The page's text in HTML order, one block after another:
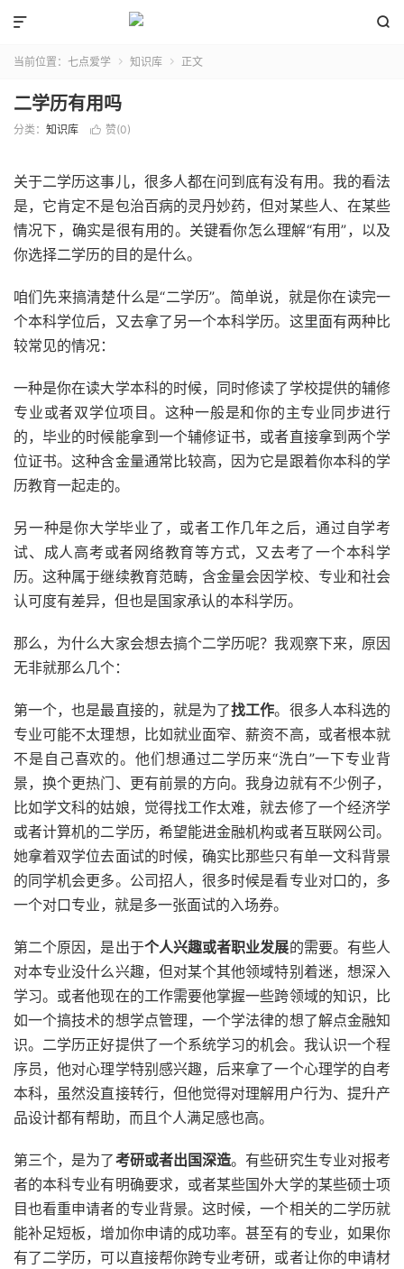


当前位置： 七点爱学  知识库  正文
二学历有用吗
分类： 知识库  赞(0)
关于二学历这事儿，很多人都在问到底有没有用。我的看法
是，它肯定不是包治百病的灵丹妙药，但对某些人、在某些
情况下，确实是很有用的。关键看你怎么理解“有用”，以及
你选择二学历的目的是什么。
咱们先来搞清楚什么是“二学历”。简单说，就是你在读完一
个本科学位后，又去拿了另一个本科学历。这里面有两种比
较常见的情况：
一种是你在读大学本科的时候，同时修读了学校提供的辅修
专业或者双学位项目。这种一般是和你的主专业同步进行
的，毕业的时候能拿到一个辅修证书，或者直接拿到两个学
位证书。这种含金量通常比较高，因为它是跟着你本科的学
历教育一起走的。
另一种是你大学毕业了，或者工作几年之后，通过自学考
试、成人高考或者网络教育等方式，又去考了一个本科学
历。这种属于继续教育范畴，含金量会因学校、专业和社会
认可度有差异，但也是国家承认的本科学历。
那么，为什么大家会想去搞个二学历呢？我观察下来，原因
无非就那么几个：
第一个，也是最直接的，就是为了找工作。很多人本科选的
专业可能不太理想，比如就业面窄、薪资不高，或者根本就
不是自己喜欢的。他们想通过二学历来“洗白”一下专业背
景，换个更热门、更有前景的方向。我身边就有不少例子，
比如学文科的姑娘，觉得找工作太难，就去修了一个经济学
或者计算机的二学历，希望能进金融机构或者互联网公司。
她拿着双学位去面试的时候，确实比那些只有单一文科背景
的同学机会更多。公司招人，很多时候是看专业对口的，多
一个对口专业，就是多一张面试的入场券。
第二个原因，是出于个人兴趣或者职业发展的需要。有些人
对本专业没什么兴趣，但对某个其他领域特别着迷，想深入
学习。或者他现在的工作需要他掌握一些跨领域的知识，比
如一个搞技术的想学点管理，一个学法律的想了解点金融知
识。二学历正好提供了一个系统学习的机会。我认识一个程
序员，他对心理学特别感兴趣，后来拿了一个心理学的自考
本科，虽然没直接转行，但他觉得对理解用户行为、提升产
品设计都有帮助，而且个人满足感也高。
第三个，是为了考研或者出国深造。有些研究生专业对报考
者的本科专业有明确要求，或者某些国外大学的某些硕士项
目也看重申请者的专业背景。这时候，一个相关的二学历就
能补足短板，增加你申请的成功率。甚至有的专业，如果你
有了二学历，可以直接帮你跨专业考研，或者让你的申请材